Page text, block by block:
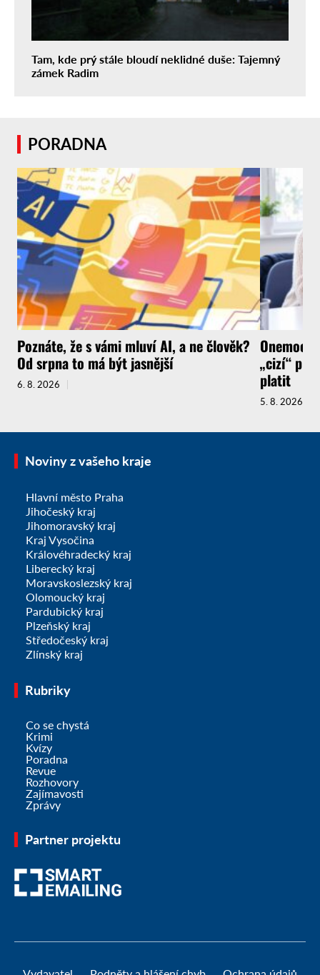
Tam, kde prý stále bloudí neklidné duše: Tajemný
zámek Radim
PORADNA
Poznáte, že s vámi mluví AI, a ne člověk?
Od srpna to má být jasnější
6. 8. 2026
„cizí“
platit
5. 8. 2026
Noviny z vašeho kraje
Hlavní město Praha
Jihočeský kraj
Jihomoravský kraj
Kraj Vysočina
Královéhradecký kraj
Liberecký kraj
Moravskoslezský kraj
Olomoucký kraj
Pardubický kraj
Plzeňský kraj
Středočeský kraj
Zlínský kraj
Rubriky
Co se chystá
Krimi
Kvízy
Poradna
Revue
Rozhovory
Zajímavosti
Zprávy
Partner projektu